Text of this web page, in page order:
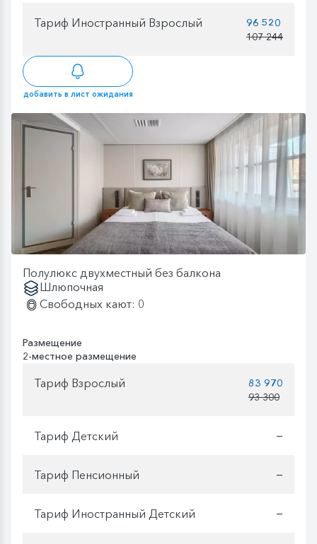
Тариф Иностранный Взрослый
96 520
107 244
добавить в лист ожидания
Полулюкс двухместный без балкона
Шлюпочная
Свободных кают: 0
Размещение
2-местное размещение
Тариф Взрослый
83 970
93 300
Тариф Детский —
Тариф Пенсионный —
Тариф Иностранный Детский —